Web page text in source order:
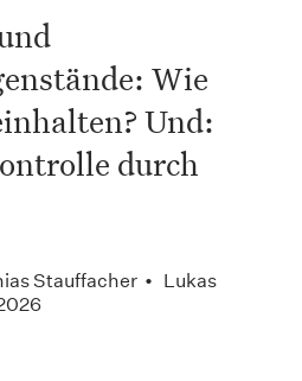
Wie
Und:
durch
Stauffacher • Lukas